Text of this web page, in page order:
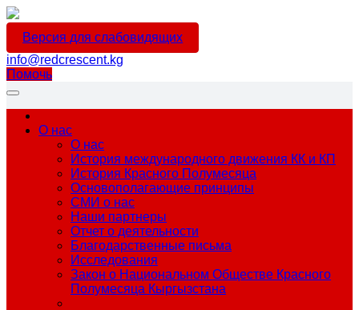
Версия для слабовидящих
info@redcrescent.kg
Помочь
О нас
О нас
История международного движения КК и КП
История Красного Полумесяца
Основополагающие принципы
СМИ о нас
Наши партнеры
Отчет о деятельности
Благодарственные письма
Исследования
Закон о Национальном Обществе Красного
Полумесяца Кыргызстана